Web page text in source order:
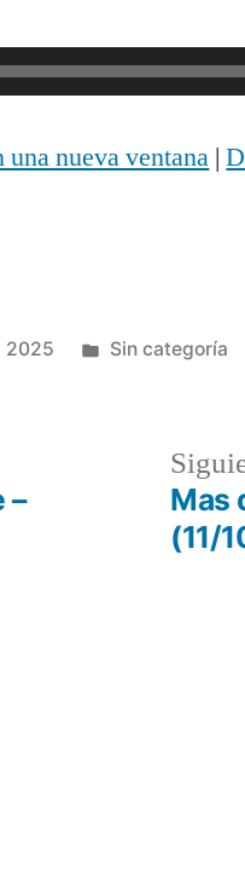
nueva ventana |
2025
Publicada
Sin categoría
–
Mas
(11/